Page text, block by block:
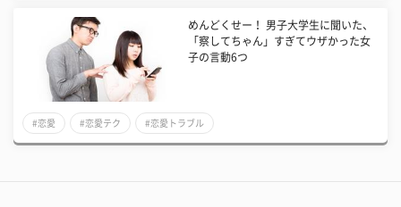
めんどくせー！ 男子大学生に聞いた、
「察してちゃん」すぎてウザかった女
子の言動6つ
#恋愛 #恋愛テク #恋愛トラブル